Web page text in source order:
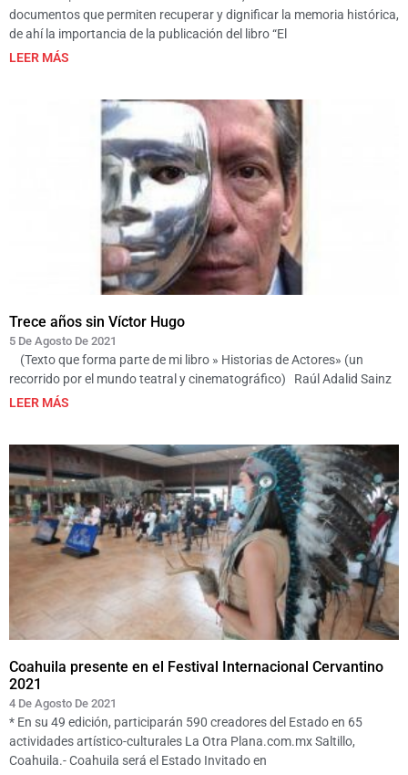
documentos que permiten recuperar y dignificar la memoria histórica,
de ahí la importancia de la publicación del libro “El
LEER MÁS
Trece años sin Víctor Hugo
5 De Agosto De 2021
(Texto que forma parte de mi libro » Historias de Actores» (un
recorrido por el mundo teatral y cinematográfico) Raúl Adalid Sainz
LEER MÁS
Coahuila presente en el Festival Internacional Cervantino
2021
4 De Agosto De 2021
* En su 49 edición, participarán 590 creadores del Estado en 65
actividades artístico-culturales La Otra Plana.com.mx Saltillo,
Coahuila.- Coahuila será el Estado Invitado en